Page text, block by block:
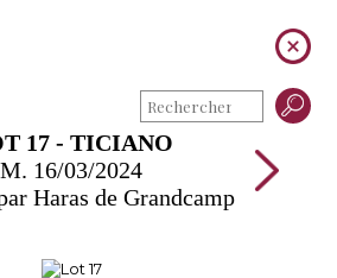
17 - TICIANO
M. 16/03/2024
Haras de Grandcamp